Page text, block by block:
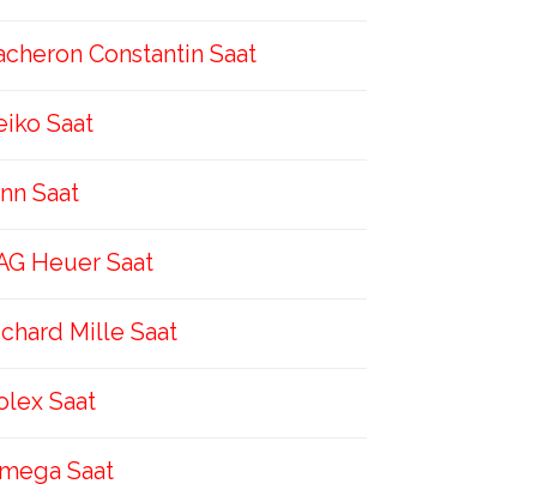
Constantin Saat
Saat
Saat
Heuer Saat
Mille Saat
Saat
Saat